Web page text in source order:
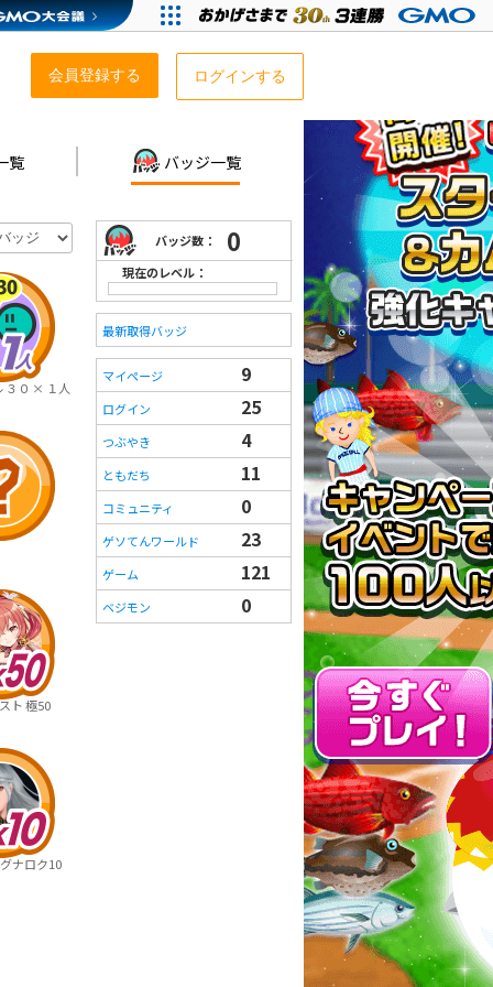
会員登録する ログインする
覧 バッジ一覧
３０ × １人
ト 極50
ナロク10
バッジ数： 0
現在のレベル：
最新取得バッジ
マイページ 9
ログイン 25
つぶやき 4
ともだち 11
コミュニティ 0
ゲソてんワールド 23
ゲーム 121
ベジモン 0